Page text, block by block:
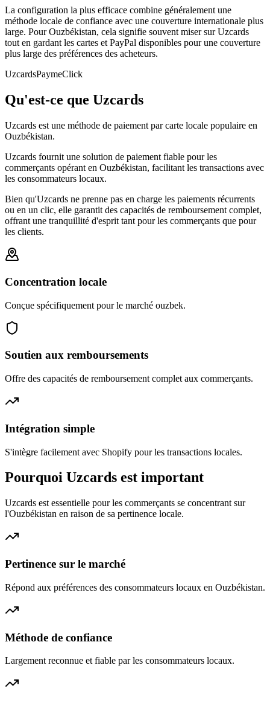
La configuration la plus efficace combine généralement une
méthode locale de confiance avec une couverture internationale plus
large. Pour Ouzbékistan, cela signifie souvent miser sur Uzcards
tout en gardant les cartes et PayPal disponibles pour une couverture
plus large des préférences des acheteurs.
UzcardsPaymeClick
Qu'est-ce que Uzcards
Uzcards est une méthode de paiement par carte locale populaire en
Ouzbékistan.
Uzcards fournit une solution de paiement fiable pour les
commerçants opérant en Ouzbékistan, facilitant les transactions avec
les consommateurs locaux.
Bien qu'Uzcards ne prenne pas en charge les paiements récurrents
ou en un clic, elle garantit des capacités de remboursement complet,
offrant une tranquillité d'esprit tant pour les commerçants que pour
les clients.
Concentration locale
Conçue spécifiquement pour le marché ouzbek.
Soutien aux remboursements
Offre des capacités de remboursement complet aux commerçants.
Intégration simple
S'intègre facilement avec Shopify pour les transactions locales.
Pourquoi Uzcards est important
Uzcards est essentielle pour les commerçants se concentrant sur
l'Ouzbékistan en raison de sa pertinence locale.
Pertinence sur le marché
Répond aux préférences des consommateurs locaux en Ouzbékistan.
Méthode de confiance
Largement reconnue et fiable par les consommateurs locaux.